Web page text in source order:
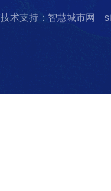
技术支持：智慧城市网